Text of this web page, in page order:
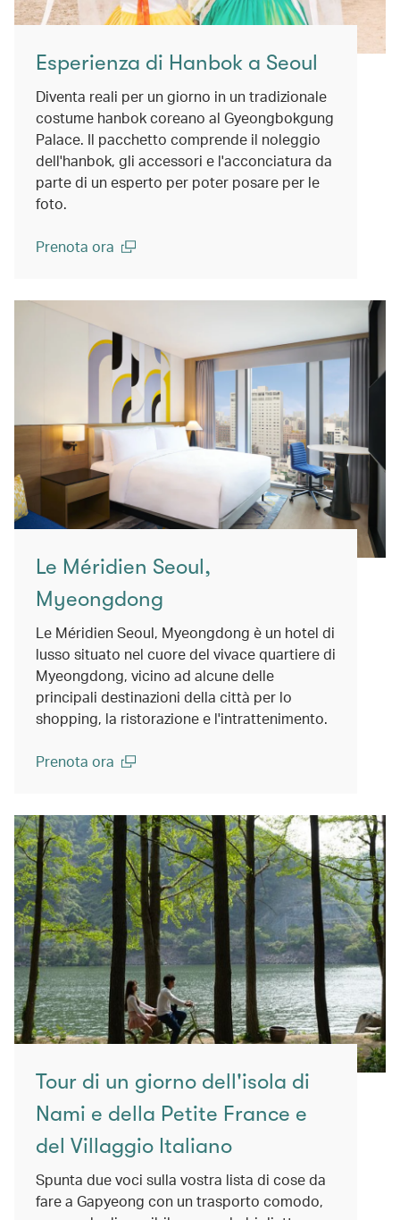
Esperienza di Hanbok a Seoul
Diventa reali per un giorno in un tradizionale
costume hanbok coreano al Gyeongbokgung
Palace. Il pacchetto comprende il noleggio
dell'hanbok, gli accessori e l'acconciatura da
parte di un esperto per poter posare per le
foto.
Prenota ora
Le Méridien Seoul,
Myeongdong
Le Méridien Seoul, Myeongdong è un hotel di
lusso situato nel cuore del vivace quartiere di
Myeongdong, vicino ad alcune delle
principali destinazioni della città per lo
shopping, la ristorazione e l'intrattenimento.
Prenota ora
Tour di un giorno dell'isola di
Nami e della Petite France e
del Villaggio Italiano
Spunta due voci sulla vostra lista di cose da
fare a Gapyeong con un trasporto comodo,